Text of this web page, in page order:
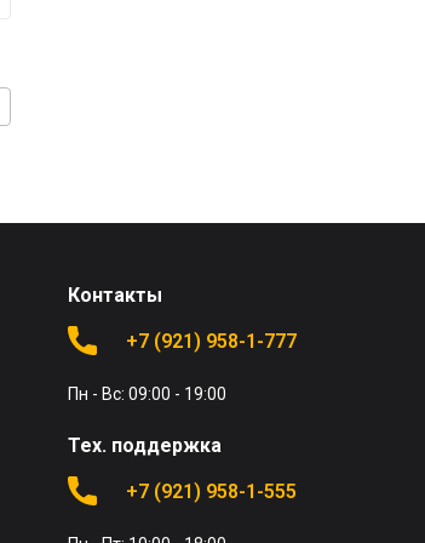
Контакты
+7 (921) 958-1-777
Пн - Вс: 09:00 - 19:00
Тех. поддержка
+7 (921) 958-1-555